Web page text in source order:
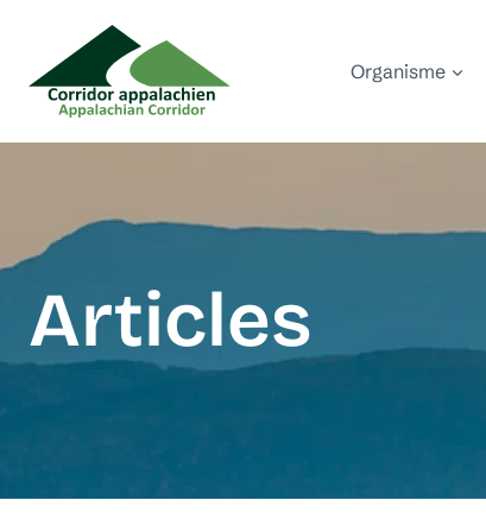
contenu
Organisme
Articles